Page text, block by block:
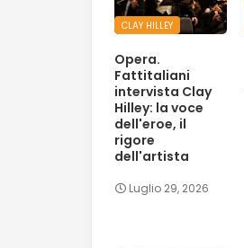
CLAY HILLEY
Opera.
Fattitaliani
intervista Clay
Hilley: la voce
dell'eroe, il
rigore
dell'artista
Luglio 29, 2026